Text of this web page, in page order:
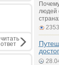
читать
ответ
людей
2353